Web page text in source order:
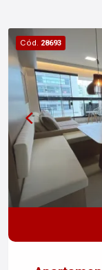
Cód. 28693